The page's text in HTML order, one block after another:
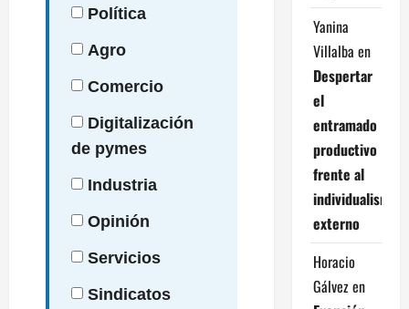
Política
Agro
Comercio
Digitalización
de pymes
Industria
Opinión
Servicios
Sindicatos
Yanina
Villalba en
Despertar
el
entramado
productivo
frente al
individualismo
externo
Horacio
Gálvezen